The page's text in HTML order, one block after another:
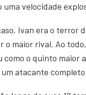
uma velocidade
Ivan era o terror
maior rival. Ao
o quinto
atacante